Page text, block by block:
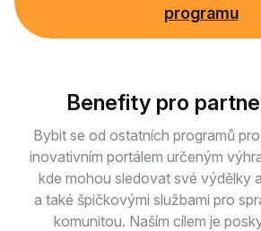
programu
Benefity pro
Bybit se od ostatních programů
inovativním portálem určeným
kde mohou sledovat své výdělky
a také špičkovými službami pro
komunitou. Naším cílem je